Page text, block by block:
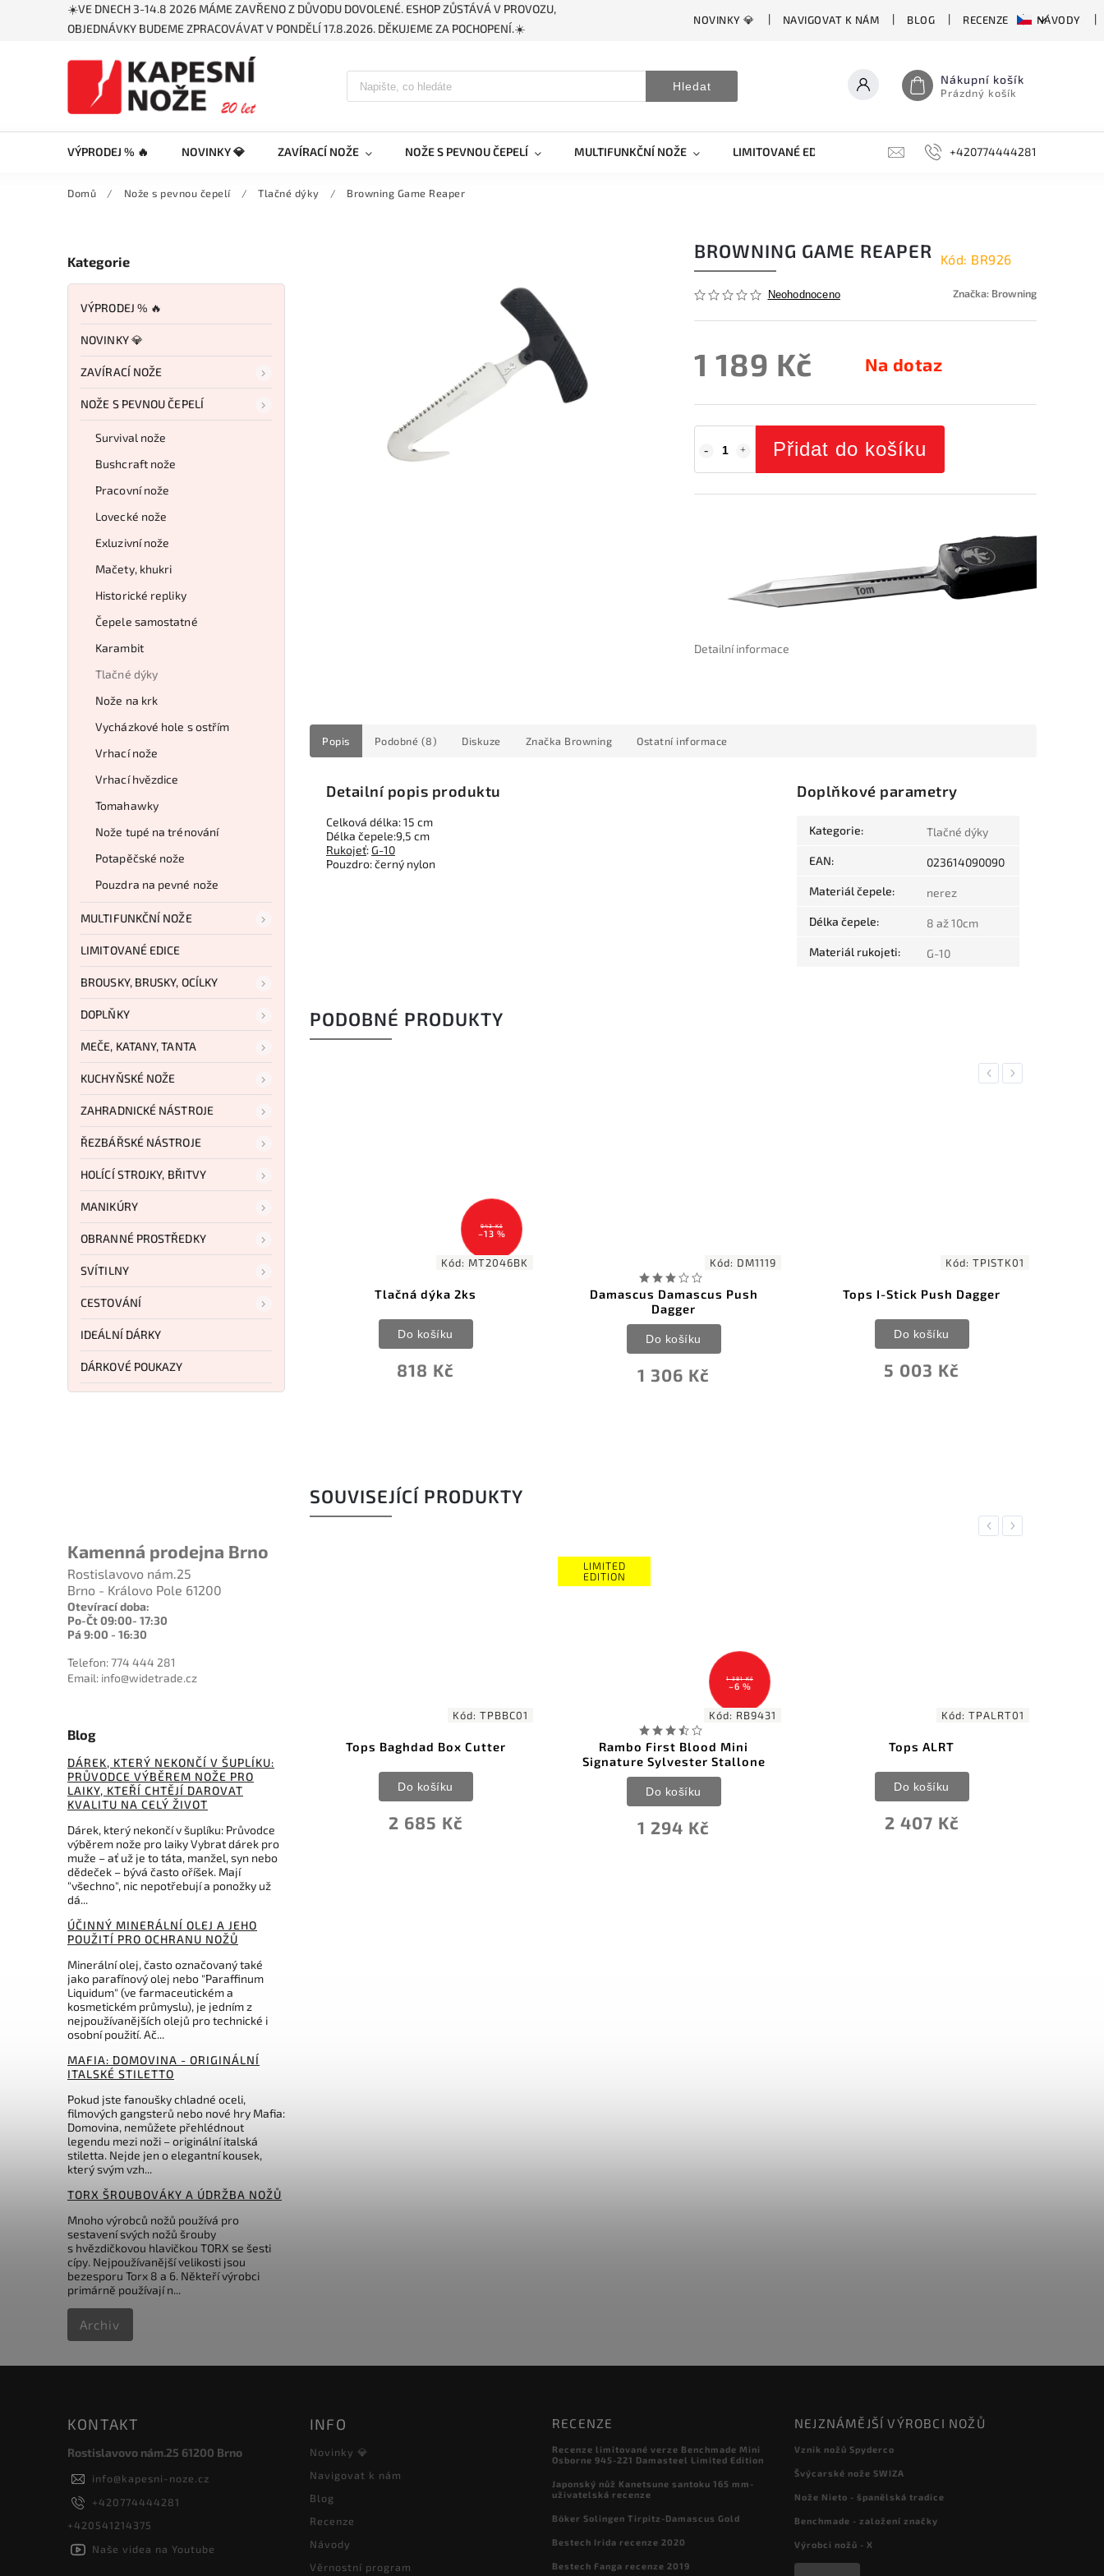
☀️VE DNECH 3-14.8 2026 MÁME ZAVŘENO Z DŮVODU DOVOLENÉ. ESHOP ZŮSTÁVÁ V PROVOZU,
OBJEDNÁVKY BUDEME ZPRACOVÁVAT V PONDĚLÍ 17.8.2026. DĚKUJEME ZA POCHOPENÍ.☀️
NOVINKY 💎 NAVIGOVAT K NÁM BLOG RECENZE NÁVODY
Hledat Nákupní košík
Prázdný košík
VÝPRODEJ % 🔥 NOVINKY 💎 ZAVÍRACÍ NOŽE NOŽE S PEVNOU ČEPELÍ MULTIFUNKČNÍ NOŽE LIMITOVANÉ EDICE BROUSKY, BRUSKY, OCÍLKY
+420774444281
Domů / Nože s pevnou čepelí / Tlačné dýky / Browning Game Reaper
Kategorie
VÝPRODEJ % 🔥
NOVINKY 💎
ZAVÍRACÍ NOŽE
NOŽE S PEVNOU ČEPELÍ
Survival nože
Bushcraft nože
Pracovní nože
Lovecké nože
Exluzivní nože
Mačety, khukri
Historické repliky
Čepele samostatné
Karambit
Tlačné dýky
Nože na krk
Vycházkové hole s ostřím
Vrhací nože
Vrhací hvězdice
Tomahawky
Nože tupé na trénování
Potapěčské nože
Pouzdra na pevné nože
MULTIFUNKČNÍ NOŽE
LIMITOVANÉ EDICE
BROUSKY, BRUSKY, OCÍLKY
DOPLŇKY
MEČE, KATANY, TANTA
KUCHYŇSKÉ NOŽE
ZAHRADNICKÉ NÁSTROJE
ŘEZBÁŘSKÉ NÁSTROJE
HOLÍCÍ STROJKY, BŘITVY
MANIKÚRY
OBRANNÉ PROSTŘEDKY
SVÍTILNY
CESTOVÁNÍ
IDEÁLNÍ DÁRKY
DÁRKOVÉ POUKAZY
Kamenná prodejna Brno
Rostislavovo nám.25
Brno - Královo Pole 61200
Otevírací doba:
Po-Čt 09:00- 17:30
Pá 9:00 - 16:30
Telefon: 774 444 281
Email: info@widetrade.cz
Blog
DÁREK, KTERÝ NEKONČÍ V ŠUPLÍKU:
PRŮVODCE VÝBĚREM NOŽE PRO
LAIKY, KTEŘÍ CHTĚJÍ DAROVAT
KVALITU NA CELÝ ŽIVOT
Dárek, který nekončí v šuplíku: Průvodce
výběrem nože pro laiky Vybrat dárek pro
muže – ať už je to táta, manžel, syn nebo
dědeček – bývá často oříšek. Mají
"všechno", nic nepotřebují a ponožky už
dá...
ÚČINNÝ MINERÁLNÍ OLEJ A JEHO
POUŽITÍ PRO OCHRANU NOŽŮ
Minerální olej, často označovaný také
jako parafínový olej nebo "Paraffinum
Liquidum" (ve farmaceutickém a
kosmetickém průmyslu), je jedním z
nejpoužívanějších olejů pro technické i
osobní použití. Ač...
MAFIA: DOMOVINA - ORIGINÁLNÍ
ITALSKÉ STILETTO
Pokud jste fanoušky chladné oceli,
filmových gangsterů nebo nové hry Mafia:
Domovina, nemůžete přehlédnout
legendu mezi noži – originální italská
stiletta. Nejde jen o elegantní kousek,
který svým vzh...
TORX ŠROUBOVÁKY A ÚDRŽBA NOŽŮ
Mnoho výrobců nožů používá pro
sestavení svých nožů šrouby
s hvězdičkovou hlavičkou TORX se šesti
cípy. Nejpoužívanější velikosti jsou
bezesporu Torx 8 a 6. Někteří výrobci
primárně používají n...
Archiv
BROWNING GAME REAPER Kód: BR926
Neohodnoceno Značka: Browning
1 189 Kč Na dotaz
Přidat do košíku
Detailní informace
Popis Podobné (8) Diskuze Značka Browning Ostatní informace
Detailní popis produktu
Celková délka: 15 cm
Délka čepele:9,5 cm
Rukojeť:G-10
Pouzdro: černý nylon
Doplňkové parametry
Kategorie: Tlačné dýky
EAN: 023614090090
Materiál čepele: nerez
Délka čepele: 8 až 10cm
Materiál rukojeti: G-10
PODOBNÉ PRODUKTY
Previous
Kód:
Damascus Damascus Push
1 306 Kč
Do košíku
Kód:TPISTK01
Tops I-Stick Push Dagger
5 003 Kč
Kód:
Honshu Large Covert Defense
1 568 Kč
Do košíku
Next
SOUVISEJÍCÍ PRODUKTY
Previous
Stonewash
2 685 Kč
Do košíku
Rambo First Blood Mini
Signature Sylvester Stallone
Kód:
Tops ALRT
PMP Knives Pitbull Neck Knife
Next
KONTAKT
Rostislavovo nám.25 61200 Brno
info@kapesni-noze.cz
+420774444281
+420541214375
Naše videa na Youtube
INFO
Novinky 💎
Navigovat k nám
Blog
Recenze
Návody
Věrnostní program
RECENZE
Recenze limitované verze Benchmade Mini
Osborne 945-221 Damasteel Limited Edition
Japonský nůž Kanetsune santoku 165 mm-
uživatelská recenze
Böker Solingen Tirpitz-Damascus Gold
Bestech Irida recenze 2020
Bestech Fanga recenze 2019
NEJZNÁMĚJŠÍ VÝROBCI NOŽŮ
Vznik nožů Spyderco
Švýcarské nože SWIZA
Nože Nieto - španělská tradice
Benchmade - založení značky
Výrobci nožů - X